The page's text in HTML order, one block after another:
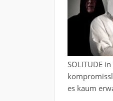
SOLITUDE
es kaum